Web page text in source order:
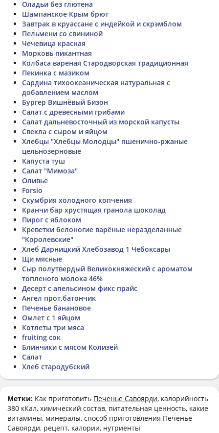
Оладьи без глютена
Шампанское Крым брют
Завтрак в круассане с индейкой и скрэмблом
Пельмени со свининой
Чечевица красная
Морковь пикантная
Колбаса вареная Стародворская традиционная
Пекинка с мазиком
Сардина тихоокеаническая натуральная с
добавлением маслом
Бургер Вишнёвый Бизон
Салат с древесными грибами
Салат дальневосточный из морской капусты
Свекла с сыром и яйцом
Хлебцы "Хлебцы Молодцы" пшенично-ржаные
цельнозерновые
Капуста туш
Салат "Мимоза"
Оливье
Forsio
Скумбрия холодного копчения
Кранчи бар хрустящая гранола шоколад
Пирог с яблоком
Креветки белоногие варёные неразделанные
"Королевские"
Хлеб Дарницкий Хлебозавод 1 Чебоксары
Щи мясные
Сыр полутвердый Великокняжеский с ароматом
топленого молока 46%
Десерт с апельсином фикс прайс
Ангел прот.батончик
Печенье банановое
Омлет с 1 яйцом
Котлеты три мяса
fruiting сок
Блинчики с мясом Колизей
Салат
Хлеб стародубский
Метки: Как приготовить Печенье Савоярди, калорийность
380 кКал, химический состав, питательная ценность, какие
витамины, минералы, способ приготовления Печенье
Савоярди, рецепт, калории, нутриенты